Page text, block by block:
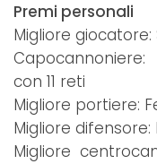
Premi personali
Migliore
con 11 reti
Migliore portiere:
Migliore
Migliore